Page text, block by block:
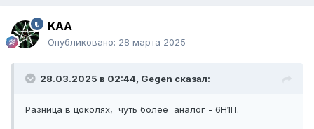
KAA
Опубликовано: 28 марта 2025
28.03.2025 в 02:44, Gegen сказал:
Разница в цоколях, чуть более аналог - 6Н1П.